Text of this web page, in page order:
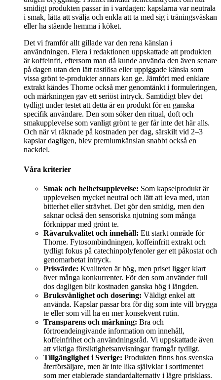
smidigt produkten passar in i vardagen: kapslarna var neutrala
i smak, lätta att svälja och enkla att ta med sig i träningsväskan
eller ha stående hemma i köket.
Det vi framför allt gillade var den rena känslan i
användningen. Flera i redaktionen uppskattade att produkten
är koffeinfri, eftersom man då kunde använda den även senare
på dagen utan den lätt rastlösa eller uppiggade känsla som
vissa grönt te-produkter annars kan ge. Jämfört med enklare
extrakt kändes Thorne också mer genomtänkt i formuleringen,
och märkningen gav ett seriöst intryck. Samtidigt blev det
tydligt under testet att detta är en produkt för en ganska
specifik användare. Den som söker den ritual, doft och
smakupplevelse som vanligt grönt te ger får inte det här alls.
Och när vi räknade på kostnaden per dag, särskilt vid 2–3
kapslar dagligen, blev premiumkänslan snabbt också en
nackdel.
Våra kriterier
Smak och helhetsupplevelse: Som kapselprodukt är
upplevelsen mycket neutral och lätt att leva med, utan
bitterhet eller strävhet. Det gör den smidig, men den
saknar också den sensoriska njutning som många
förknippar med grönt te.
Råvarukvalitet och innehåll: Ett starkt område för
Thorne. Fytosombindningen, koffeinfritt extrakt och
tydligt fokus på catechinpolyfenoler ger ett påkostat och
genomarbetat intryck.
Prisvärde: Kvaliteten är hög, men priset ligger klart
över många konkurrenter. För den som använder full
dos dagligen blir kostnaden ganska hög i längden.
Bruksvänlighet och dosering: Väldigt enkel att
använda. Kapslar passar bra för dig som inte vill brygga
te eller som vill ha en mer konsekvent rutin.
Transparens och märkning: Bra och
förtroendeingivande information om innehåll,
koffeinfrihet och användningsråd. Vi uppskattade även
att viktiga försiktighetsanvisningar framgår tydligt.
Tillgänglighet i Sverige: Produkten finns hos svenska
återförsäljare, men är inte lika självklar i sortimentet
som mer etablerade standardalternativ i lägre prisklass.